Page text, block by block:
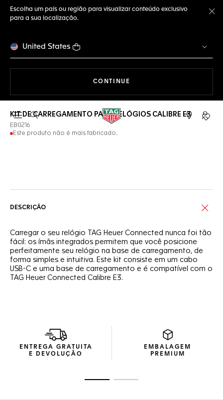
Escolha um país ou região para visualizar conteúdo exclusivo
para a sua localização.
United States
CONTINUE
Abrir a busca Conta
KIT DE CARREGAMENTO PARA RELÓGIOS CALIBRE E3
EB0216
Este produto não é mais fabricado.
DESCRIÇÃO
Carregar o seu relógio TAG Heuer Connected nunca foi tão
fácil: os ímãs integrados permitem que você posicione
perfeitamente seu relógio na base de carregamento, de
forma simples e intuitiva. Este kit consiste em um cabo
USB-C e uma base de carregamento e é compatível com o
TAG Heuer Connected Calibre E3.
ENTREGA GRATUITA
E DEVOLUÇÃO
EMBALAGEM
PREMIUM